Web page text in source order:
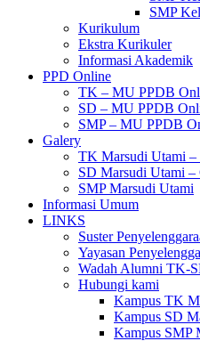
SMP
Kurikulum
Ekstra Kurikuler
Informasi Akademik
PPD Online
TK – MU PPDB
SD – MU PPDB
SMP – MU PPDB
Galery
TK Marsudi Utami –
SD Marsudi Utami –
SMP Marsudi Utami
Informasi Umum
LINKS
Suster
Yayasan
Wadah Alumni TK-
Hubungi kami
Kampus TK
Kampus SD
Kampus SMP